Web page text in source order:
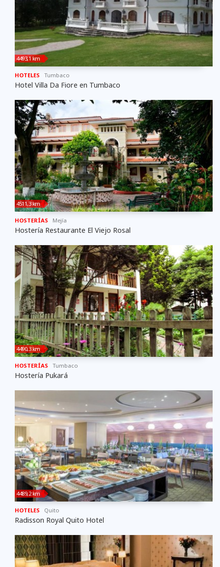
4493,1 km
HOTELES Tumbaco
Hotel Villa Da Fiore en Tumbaco
4511,3 km
HOSTERÍAS Mejí­a
Hostería Restaurante El Viejo Rosal
4490,3 km
HOSTERÍAS Tumbaco
Hostería Pukará
4489,2 km
HOTELES Quito
Radisson Royal Quito Hotel